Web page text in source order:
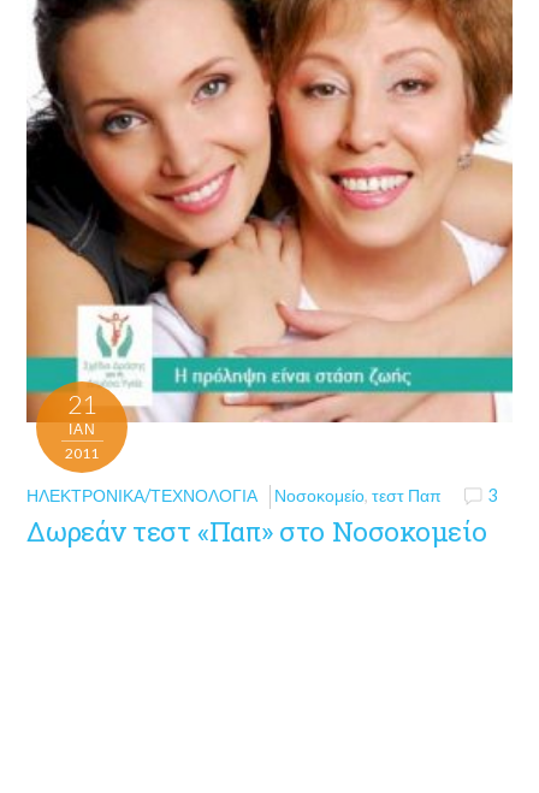
21
ΙΑΝ
2011
ΗΛΕΚΤΡΟΝΙΚΆ/ΤΕΧΝΟΛΟΓΊΑ Νοσοκομείο,τεστ Παπ 3
Δωρεάν τεστ «Παπ» στο Νοσοκομείο